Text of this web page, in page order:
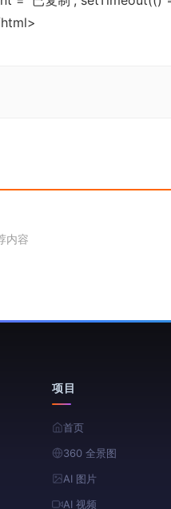
内容
项目
首页
360 全景图
AI 图片
AI 视频